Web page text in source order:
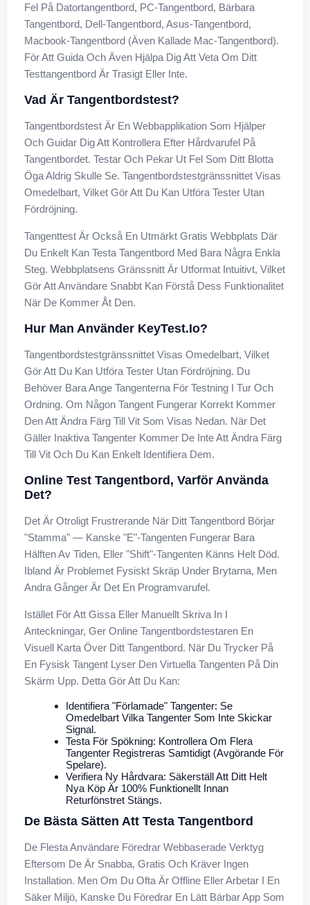
Fel På Datortangentbord, PC-Tangentbord, Bärbara
Tangentbord, Dell-Tangentbord, Asus-Tangentbord,
Macbook-Tangentbord (även Kallade Mac-Tangentbord).
För Att Guida Och Även Hjälpa Dig Att Veta Om Ditt
Testtangentbord Är Trasigt Eller Inte.
Vad Är Tangentbordstest?
Tangentbordstest Är En Webbapplikation Som Hjälper
Och Guidar Dig Att Kontrollera Efter Hårdvarufel På
Tangentbordet. Testar Och Pekar Ut Fel Som Ditt Blotta
Öga Aldrig Skulle Se. Tangentbordstestgränssnittet Visas
Omedelbart, Vilket Gör Att Du Kan Utföra Tester Utan
Fördröjning.
Tangenttest Är Också En Utmärkt Gratis Webbplats Där
Du Enkelt Kan Testa Tangentbord Med Bara Några Enkla
Steg. Webbplatsens Gränssnitt Är Utformat Intuitivt, Vilket
Gör Att Användare Snabbt Kan Förstå Dess Funktionalitet
När De Kommer Åt Den.
Hur Man Använder KeyTest.io?
Tangentbordstestgränssnittet Visas Omedelbart, Vilket
Gör Att Du Kan Utföra Tester Utan Fördröjning. Du
Behöver Bara Ange Tangenterna För Testning I Tur Och
Ordning. Om Någon Tangent Fungerar Korrekt Kommer
Den Att Ändra Färg Till Vit Som Visas Nedan. När Det
Gäller Inaktiva Tangenter Kommer De Inte Att Ändra Färg
Till Vit Och Du Kan Enkelt Identifiera Dem.
Online Test Tangentbord, Varför Använda
Det?
Det Är Otroligt Frustrerande När Ditt Tangentbord Börjar
"stamma" — Kanske "E"-Tangenten Fungerar Bara
Hälften Av Tiden, Eller "Shift"-Tangenten Känns Helt Död.
Ibland Är Problemet Fysiskt Skräp Under Brytarna, Men
Andra Gånger Är Det En Programvarufel.
Istället För Att Gissa Eller Manuellt Skriva In I
Anteckningar, Ger Online Tangentbordstestaren En
Visuell Karta Över Ditt Tangentbord. När Du Trycker På
En Fysisk Tangent Lyser Den Virtuella Tangenten På Din
Skärm Upp. Detta Gör Att Du Kan:
Identifiera "förlamade" Tangenter: Se
Omedelbart Vilka Tangenter Som Inte Skickar
Signal.
Testa För Spökning: Kontrollera Om Flera
Tangenter Registreras Samtidigt (avgörande För
Spelare).
Verifiera Ny Hårdvara: Säkerställ Att Ditt Helt
Nya Köp Är 100% Funktionellt Innan
Returfönstret Stängs.
De Bästa Sätten Att Testa Tangentbord
De Flesta Användare Föredrar Webbaserade Verktyg
Eftersom De Är Snabba, Gratis Och Kräver Ingen
Installation. Men Om Du Ofta Är Offline Eller Arbetar I En
Säker Miljö, Kanske Du Föredrar En Lätt Bärbar App Som